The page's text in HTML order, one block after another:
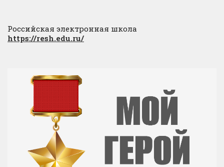
Российская электронная школа
https://resh.edu.ru/